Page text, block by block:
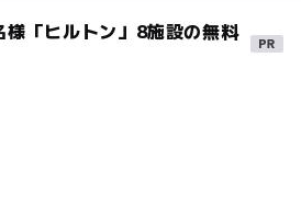
「ヒルトン」8施設の無料